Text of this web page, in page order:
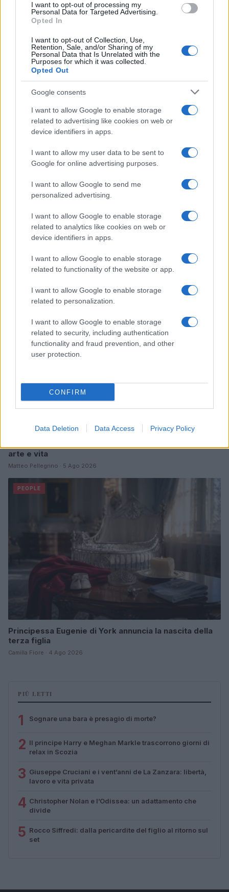
I want to opt-out of processing my
Personal Data for Targeted Advertising.
Opted In
I want to opt-out of Collection, Use,
Retention, Sale, and/or Sharing of my
Personal Data that Is Unrelated with the
Purposes for which it was collected.
Opted Out
Google consents
I want to allow Google to enable storage
related to advertising like cookies on web or
device identifiers in apps.
I want to allow my user data to be sent to
Google for online advertising purposes.
I want to allow Google to send me
personalized advertising.
I want to allow Google to enable storage
related to analytics like cookies on web or
device identifiers in apps.
I want to allow Google to enable storage
related to functionality of the website or app.
I want to allow Google to enable storage
related to personalization.
I want to allow Google to enable storage
related to security, including authentication
functionality and fraud prevention, and other
user protection.
CONFIRM
Data Deletion Data Access Privacy Policy
Continua a leggere
PEOPLE
6 agosto 1945: il bombardamento atomico di
Hiroshima e Nagasaki
PEOPLE
arte e vita
Matteo Pellegrino · 5 Ago 2026
PEOPLE
Principessa Eugenie di York annuncia la nascita della
terza figlia
Camilla Fiore · 4 Ago 2026
PIÙ LETTI
1 Sognare una bara è presagio di morte?
2 Il principe Harry e Meghan Markle trascorrono giorni di
relax in Scozia
3 Giuseppe Cruciani e i vent’anni de La Zanzara: libertà,
lavoro e vita privata
4 Christopher Nolan e l’Odissea: un adattamento che
divide
5 Rocco Siffredi: dalla pericardite del figlio al ritorno sul
set